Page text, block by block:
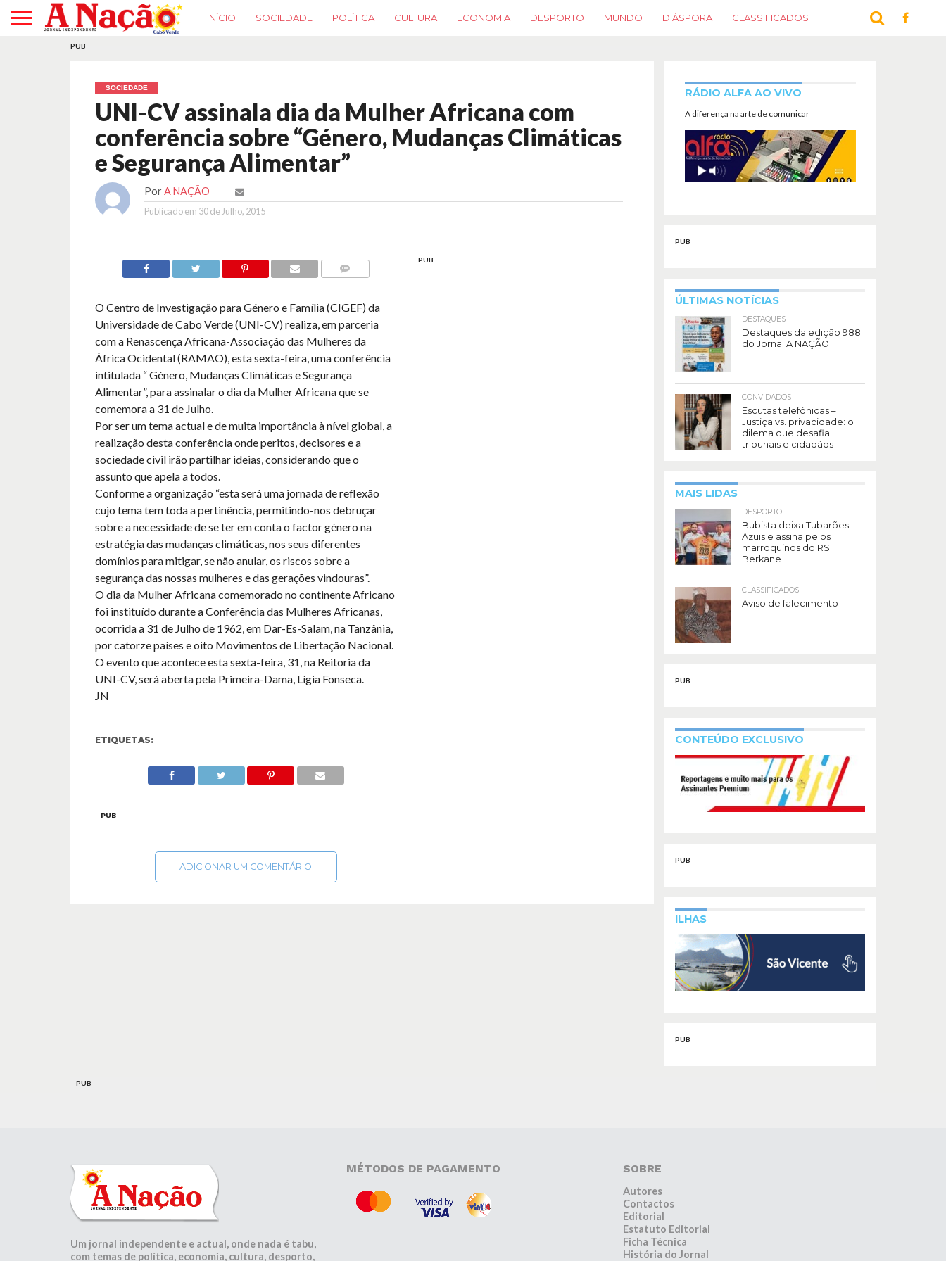
INÍCIO SOCIEDADE POLÍTICA CULTURA ECONOMIA DESPORTO MUNDO DIÁSPORA CLASSIFICADOS
PUB
SOCIEDADE
UNI-CV assinala dia da Mulher Africana com
conferência sobre “Género, Mudanças Climáticas
e Segurança Alimentar”
Por A NAÇÃO
Publicado em 30 de Julho, 2015
O Centro de Investigação para Género e Família (CIGEF) da
Universidade de Cabo Verde (UNI-CV) realiza, em parceria
com a Renascença Africana-Associação das Mulheres da
África Ocidental (RAMAO), esta sexta-feira, uma conferência
intitulada “ Género, Mudanças Climáticas e Segurança
Alimentar”, para assinalar o dia da Mulher Africana que se
comemora a 31 de Julho.
Por ser um tema actual e de muita importância à nível global, a
realização desta conferência onde peritos, decisores e a
sociedade civil irão partilhar ideias, considerando que o
assunto que apela a todos.
Conforme a organização “esta será uma jornada de reflexão
cujo tema tem toda a pertinência, permitindo-nos debruçar
sobre a necessidade de se ter em conta o factor género na
estratégia das mudanças climáticas, nos seus diferentes
domínios para mitigar, se não anular, os riscos sobre a
segurança das nossas mulheres e das gerações vindouras”.
O dia da Mulher Africana comemorado no continente Africano
foi instituído durante a Conferência das Mulheres Africanas,
ocorrida a 31 de Julho de 1962, em Dar-Es-Salam, na Tanzânia,
por catorze países e oito Movimentos de Libertação Nacional.
O evento que acontece esta sexta-feira, 31, na Reitoria da
UNI-CV, será aberta pela Primeira-Dama, Lígia Fonseca.
JN
ETIQUETAS:
PUB
ADICIONAR UM COMENTÁRIO
PUB
RÁDIO ALFA AO VIVO
A diferença na arte de comunicar
PUB
ÚLTIMAS NOTÍCIAS
DESTAQUES
Destaques da edição 988
do Jornal A NAÇÃO
CONVIDADOS
Escutas telefónicas –
Justiça vs. privacidade: o
dilema que desafia
tribunais e cidadãos
MAIS LIDAS
DESPORTO
Bubista deixa Tubarões
Azuis e assina pelos
marroquinos do RS
Berkane
CLASSIFICADOS
Aviso de falecimento
PUB
CONTEÚDO EXCLUSIVO
PUB
ILHAS
PUB
PUB
Um jornal independente e actual, onde nada é tabu,
com temas de política, economia, cultura, desporto,
MÉTODOS DE PAGAMENTO SOBRE
Autores
Contactos
Editorial
Estatuto Editorial
Ficha Técnica
História do Jornal